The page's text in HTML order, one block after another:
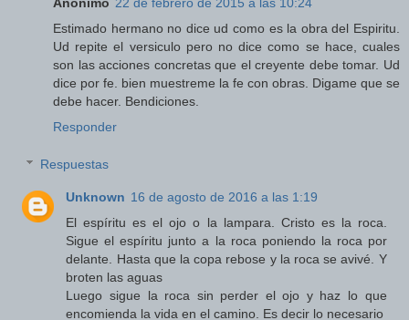
Estimado hermano no dice ud como es la obra del Espiritu.
Ud repite el versiculo pero no dice como se hace, cuales
son las acciones concretas que el creyente debe tomar. Ud
dice por fe. bien muestreme la fe con obras. Digame que se
debe hacer. Bendiciones.
Responder
Respuestas
Unknown 16 de agosto de 2016 a las 1:19
El espíritu es el ojo o la lampara. Cristo es la roca.
Sigue el espíritu junto a la roca poniendo la roca por
delante. Hasta que la copa rebose y la roca se avivé. Y
broten las aguas
Luego sigue la roca sin perder el ojo y haz lo que
encomienda la vida en el camino. Es decir lo necesario